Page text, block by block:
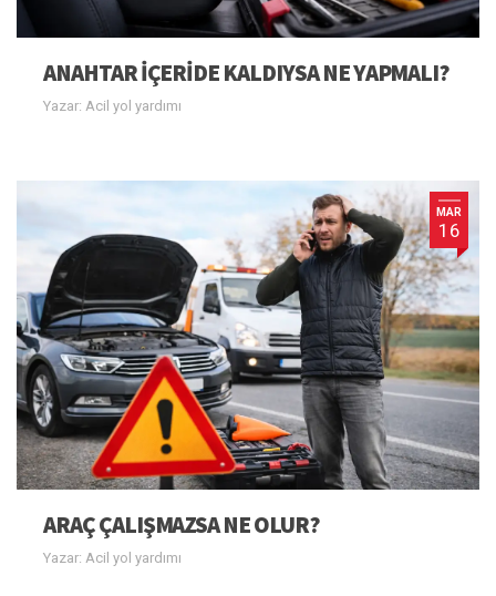
ANAHTAR IÇERIDE KALDIYSA NE YAPMALI?
Yazar: Acil yol yardımı
MAR
16
ARAÇ ÇALIŞMAZSA NE OLUR?
Yazar: Acil yol yardımı